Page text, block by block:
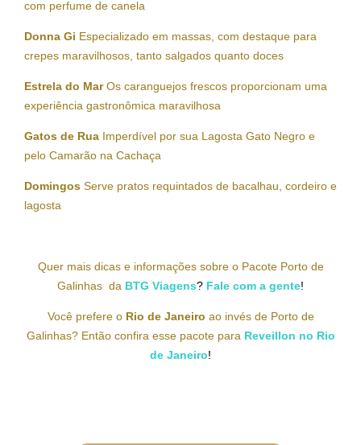
com perfume de canela
Donna Gi Especializado em massas, com destaque para
crepes maravilhosos, tanto salgados quanto doces
Estrela do MarOs caranguejos frescos proporcionam uma
experiência gastronômica maravilhosa
Gatos de Rua Imperdível por sua Lagosta Gato Negro e
pelo Camarão na Cachaça
Domingos Serve pratos requintados de bacalhau, cordeiro e
lagosta
Quer mais dicas e informações sobre o Pacote Porto de
Galinhas da BTG Viagens? Fale com a gente!
Você prefere o Rio de Janeiro ao invés de Porto de
Galinhas? Então confira esse pacote para Reveillon no Rio
de Janeiro!